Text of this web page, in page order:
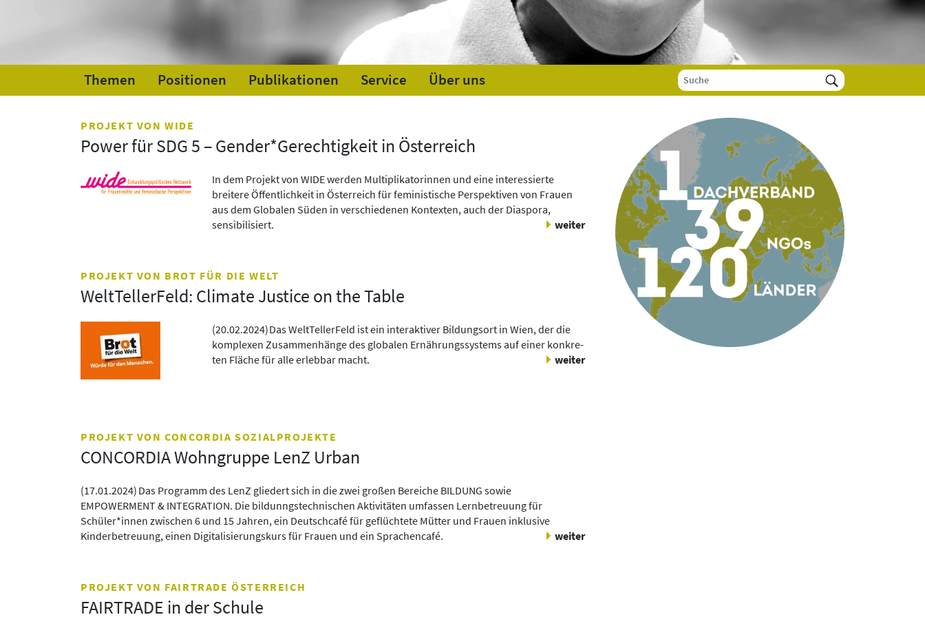
Themen Positionen Publikationen Service Über uns
PROJEKT VON WIDE
Power für SDG 5 – Gender*Gerechtigkeit in Österreich
In dem Projekt von WIDE werden Multiplikatorinnen und eine interessierte
breitere Öffentlichkeit in Österreich für feministische Perspektiven von Frauen
aus dem Globalen Süden in verschiedenen Kontexten, auch der Diaspora,
sensibilisiert.
weiter
PROJEKT VON BROT FÜR DIE WELT
WeltTellerFeld: Climate Justice on the Table
(20.02.2024)Das WeltTellerFeld ist ein in­ter­ak­ti­ver Bil­dungs­ort in Wien, der die
kom­ple­xen Zu­sam­men­hän­ge des glo­ba­len Er­nähr­ungs­sys­tems auf einer kon­kre­
ten Flä­che für alle er­leb­bar macht.
weiter
PROJEKT VON CONCORDIA SOZIALPROJEKTE
CONCORDIA Wohngruppe LenZ Urban
(17.01.2024) Das Programm des LenZ gliedert sich in die zwei großen Bereiche BILDUNG sowie
EMPOWERMENT & INTEGRATION. Die bildunngstechnischen Aktivitäten umfassen Lernbetreuung für
Schüler*innen zwischen 6 und 15 Jahren, ein Deutschcafé für geflüchtete Mütter und Frauen inklusive
Kinderbetreuung, einen Digitalisierungskurs für Frauen und ein Sprachencafé.
weiter
PROJEKT VON FAIRTRADE ÖSTERREICH
FAIRTRADE in der Schule